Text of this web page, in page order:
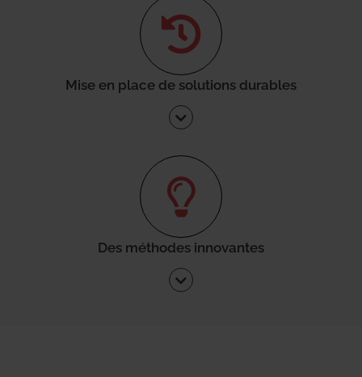
Mise en place de solutions durables
Des méthodes innovantes